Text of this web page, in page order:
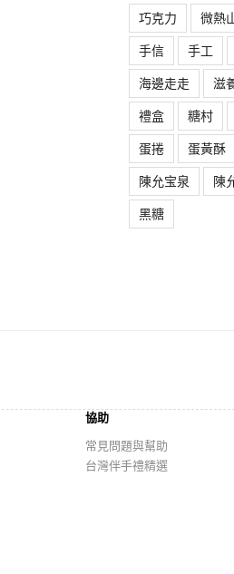
巧克力
微熱
手信
手工
海邊走走
滋
禮盒
糖村
蛋捲
蛋黃酥
陳允宝泉
陳
黑糖
協助
常見問題與幫助
台灣伴手禮精選